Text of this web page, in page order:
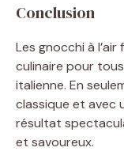
Conclusion
Les gnocchi à
culinaire pour
italienne. En
classique et avec
résultat
et savoureux.